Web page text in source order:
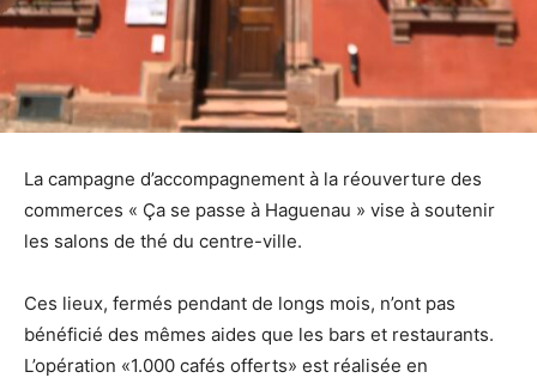
La campagne d’accompagnement à la réouverture des
commerces « Ça se passe à Haguenau » vise à soutenir
les salons de thé du centre-ville.
Ces lieux, fermés pendant de longs mois, n’ont pas
bénéficié des mêmes aides que les bars et restaurants.
L’opération «1.000 cafés offerts» est réalisée en